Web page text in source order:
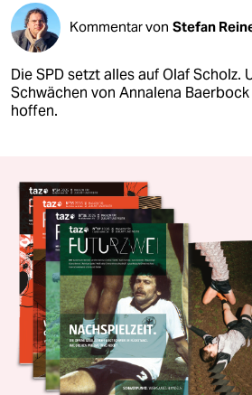
Kommentar von Stefan
Die SPD setzt alles auf Olaf Scholz.
Schwächen von Annalena
hoffen.